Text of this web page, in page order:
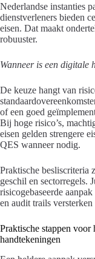
Nederlandse instanties
dienstverleners bieden
eisen. Dat maakt
robuuster.
Wanneer is een digitale
De keuze hangt van
of een goed
Bij hoge risico’s,
eisen gelden strengere
QES wanneer nodig.
Praktische besliscriteria
geschil en sectorregels.
risicogebaseerde
en audit trails
Praktische stappen
handtekeningen